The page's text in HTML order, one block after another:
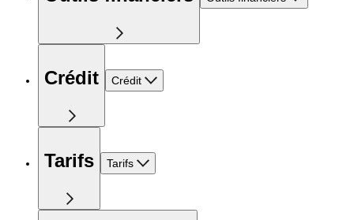
Crédit Crédit
Tarifs Tarifs